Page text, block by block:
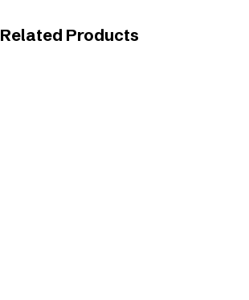
Related Products